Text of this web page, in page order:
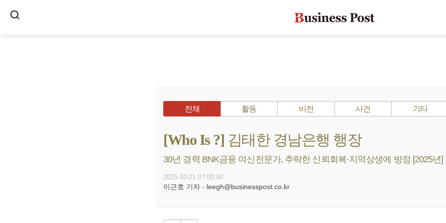
전체 활동 비전 사건 기타
[Who Is ?] 김태한 경남은행 행장
30년 경력 BNK금융 여신전문가, 추락한 신뢰회복·지역상생에 방점 [2025년]
2025-10-21 07:00:00
이근호 기자 - leegh@businesspost.co.kr